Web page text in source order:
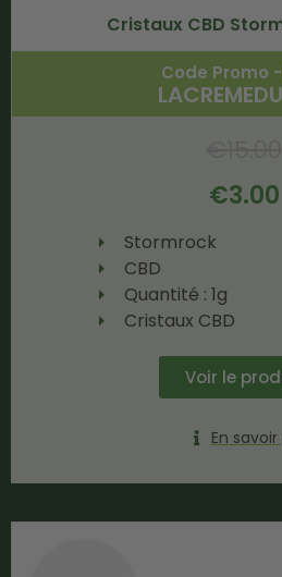
Cristaux CBD
Code Promo
€3.00
Stormrock
CBD
Quantité : 1g
Cristaux CBD
Voir le
En